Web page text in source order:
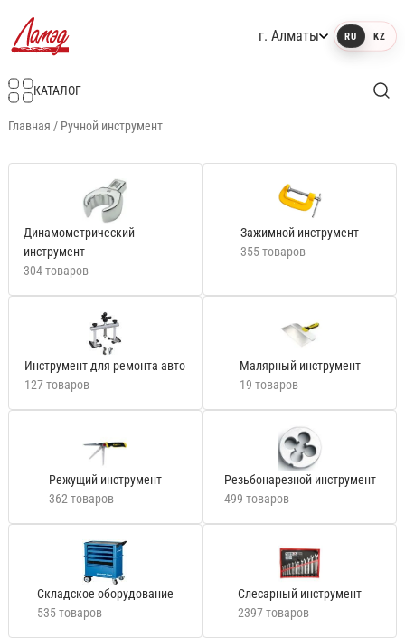
г. Алматы RU KZ
КАТАЛОГ
Главная / Ручной инструмент
Динамометрический
инструмент
304 товаров
Зажимной инструмент
355 товаров
Инструмент для ремонта авто
127 товаров
Малярный инструмент
19 товаров
Режущий инструмент
362 товаров
Резьбонарезной инструмент
499 товаров
Складское оборудование
535 товаров
Слесарный инструмент
2397 товаров